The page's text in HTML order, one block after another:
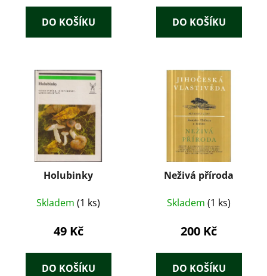
DO KOŠÍKU
plazi a savci
DO KOŠÍKU
Holubinky
Skladem (1 ks)
49 Kč
DO KOŠÍKU
Neživá příroda
Skladem (1 ks)
200 Kč
DO KOŠÍKU